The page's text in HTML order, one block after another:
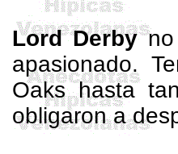
Lord Derbyno
apasionado.
Oaks hasta
obligaron a